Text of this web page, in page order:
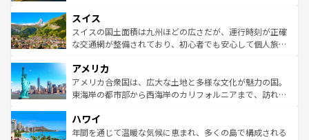
れる地方に足を運ぶとそれぞれで全く異なる文化を体験で
きるだろう。 なお、新着のフランス情報はコンテンツ一覧
を参照してほしい。
は、お酒好きな人にはぜひ体験してほしい。 なお、新着の
ドイツ情報はコンテンツ一覧を参照してほしい。
リアごとに異なる魅力がある。また、優雅なアフタヌーン
ティー、ビール好きにはたまらない英国パブ、サッカー観
戦など、本場だからこそできる体験も豊富。イギリスを旅
ンツ一覧を参照してほしい。
スイス
スイスの国土面積は九州ほどの広さだが、運行時刻が正確
な交通網が整備されており、初心者でも安心して個人旅行
の建物がそのまま残る町や、スイスならではのユニークな
博物館もあり、アルプス観光だけでなく町歩きも満喫する
ことができる。国民の所得が高いため物価も高いが、旅行
ば市内交通費無料で観光を楽しむこともできる。 なお、新
着のスイス情報はコンテンツ一覧 を参照してほしい。
アメリカ
アメリカ合衆国は、広大な土地と多様な文化が魅力の国。
東海岸の都市部から西海岸のカリフォルニアまで、訪れる
のような巨大都市は、観光、ショッピング、エンターテイ
ンメントが詰まった刺激的なスポットだ。一方、アメリカ
ハワイ
年間を通じて温暖な気候に恵まれ、多くの島で構成される